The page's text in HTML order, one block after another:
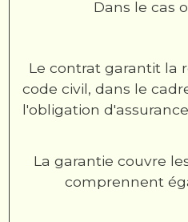
Dans le cas
Le contrat garantit la
code civil, dans le
l'obligation
La garantie couvre
comprennent